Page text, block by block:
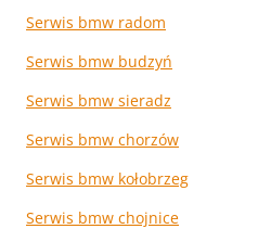
Serwis bmw radom
Serwis bmw budzyń
Serwis bmw sieradz
Serwis bmw chorzów
Serwis bmw kołobrzeg
Serwis bmw chojnice